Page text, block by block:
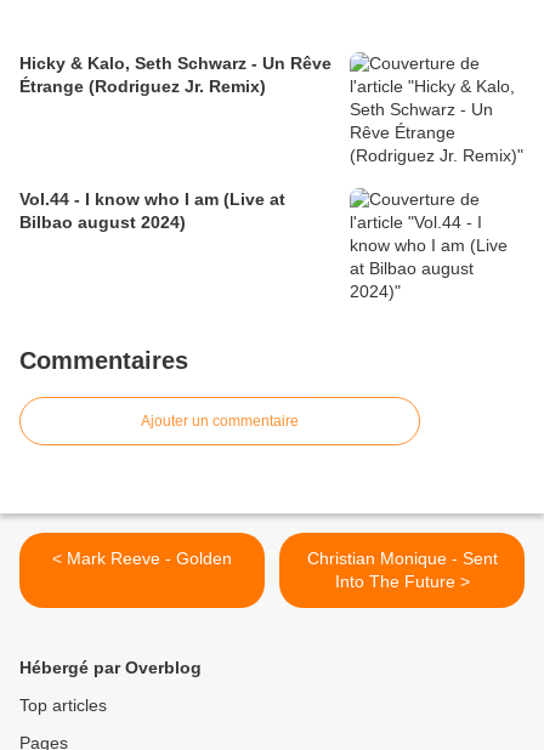
Hicky & Kalo, Seth Schwarz - Un Rêve
Étrange (Rodriguez Jr. Remix)
Vol.44 - I know who I am (Live at
Bilbao august 2024)
Commentaires
Ajouter un commentaire
< Mark Reeve - Golden
Christian Monique - Sent
Into The Future >
Hébergé par Overblog
Top articles
Pages